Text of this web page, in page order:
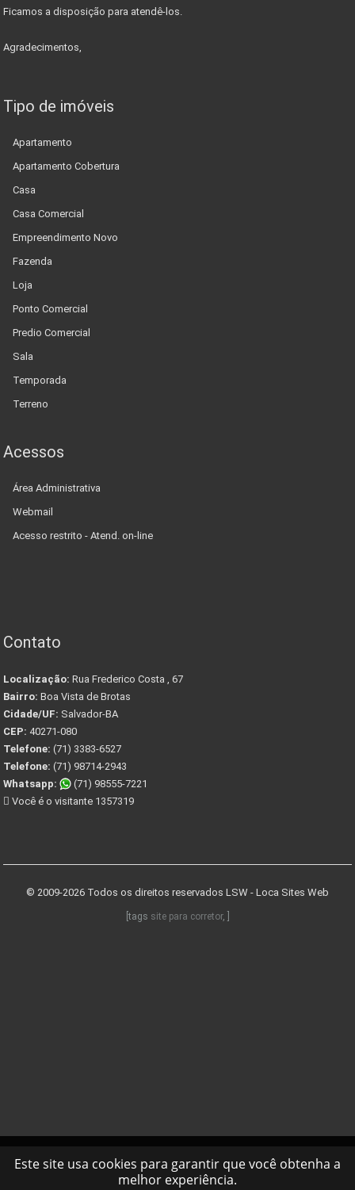
Ficamos a disposição para atendê-los.
Agradecimentos,
Tipo de imóveis
Apartamento
Apartamento Cobertura
Casa
Casa Comercial
Empreendimento Novo
Fazenda
Loja
Ponto Comercial
Predio Comercial
Sala
Temporada
Terreno
Acessos
Área Administrativa
Webmail
Acesso restrito - Atend. on-line
Contato
Localização: Rua Frederico Costa , 67
Bairro: Boa Vista de Brotas
Cidade/UF: Salvador-BA
CEP: 40271-080
Telefone: (71) 3383-6527
Telefone: (71) 98714-2943
Whatsapp:
(71) 98555-7221
Você é o visitante 1357319
© 2009-2026 Todos os direitos reservados LSW - Loca Sites Web
[tags site para corretor, ]
Este site usa cookies para garantir que você obtenha a
melhor experiência.